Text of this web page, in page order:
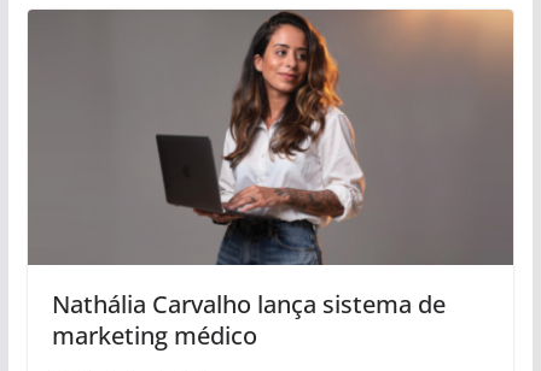
Nathália Carvalho lança sistema de
marketing médico